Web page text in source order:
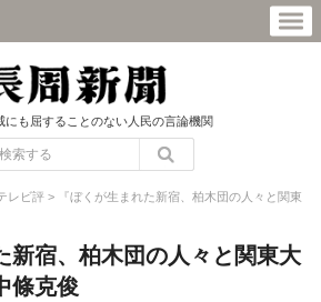
にも屈することのない人民の言論機関
レビ評 >
『ぼくが生まれた新宿、柏木団の人々と関東
新宿、柏木団の人々と関東大
條克俊